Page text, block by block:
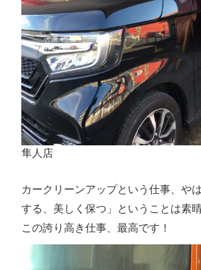
隼人店
カークリーンアップという仕事、や
する、美しく保つ」ということは素
この誇り高き仕事、最高です！